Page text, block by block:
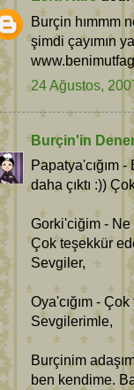
Burçin hımmm
şimdi çayımın
24 Ağustos,
Burçin'in
Papatya'cığım
daha çıktı :))
Gorki'ciğim - Ne
Çok teşekkür
Sevgiler,
Oya'cığım -
Sevgilerimle,
Burçinim
ben kendime.